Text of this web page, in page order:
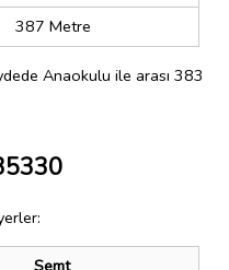
387 Metre
Anaokulu ile arası 383